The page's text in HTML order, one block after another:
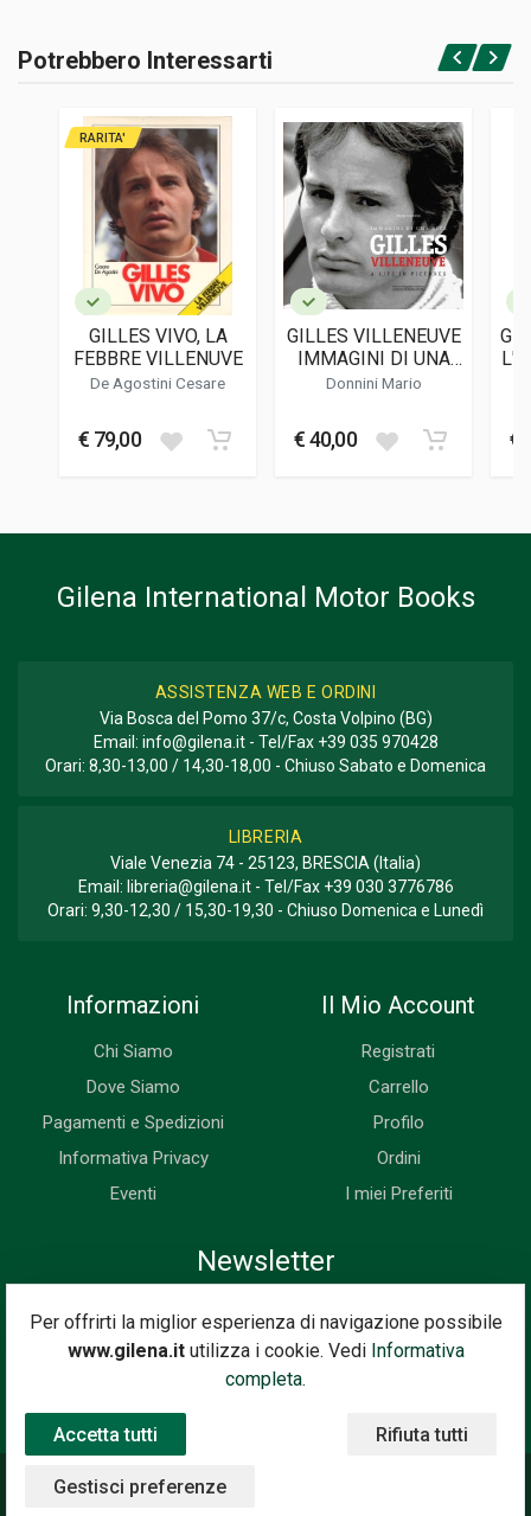
Rilegato
9781785314582
Pitch Publishing
LINGUA DEL TESTO
DATA DI STAMPA
10/2018
22 x 23 x 1,5 cm
Accedi o registrati
Potrebbero Interessarti
RARITA'
GILLES VIVO, LA
FEBBRE VILLENUVE
De Agostini Cesare
€ 79,00
GILLES VILLENEUVE
IMMAGINI DI UNA
VITA
Donnini Mario
€ 40,00 €
Per offrirti la miglior esperienza di navigazione possibile
www.gilena.itutilizza i cookie. Vedi Informativa
completa.
Accetta tutti Rifiuta tutti
Gestisci preferenze
Gilena International Motor Books
ASSISTENZA WEB E ORDINI
Via Bosca del Pomo 37/c, Costa Volpino (BG)
Email: info@gilena.it- Tel/Fax +39 035 970428
Orari: 8,30-13,00 / 14,30-18,00 - Chiuso Sabato e Domenica
LIBRERIA
Viale Venezia 74 - 25123, BRESCIA (Italia)
Email: libreria@gilena.it- Tel/Fax +39 030 3776786
Orari: 9,30-12,30 / 15,30-19,30 - Chiuso Domenica e Lunedì
Informazioni
Chi Siamo
Dove Siamo
Pagamenti e Spedizioni
Informativa Privacy
Eventi
Il Mio Account
Registrati
Carrello
Profilo
Ordini
I miei Preferiti
Newsletter
Iscriviti subito alla nostra newsletter. Riceverai prima di tutti le
novità, le offerte, i prossimi eventi...
©2020 Gilena International Motor Books — Powered by